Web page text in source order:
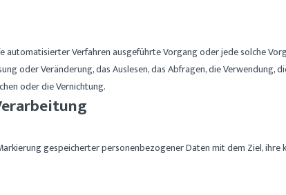
Verfahren ausgeführte Vorgang oder jede solche
oder Veränderung, das Auslesen, das Abfragen, die
oder die Vernichtung.
gespeicherter personenbezogener Daten mit dem Ziel, ihre